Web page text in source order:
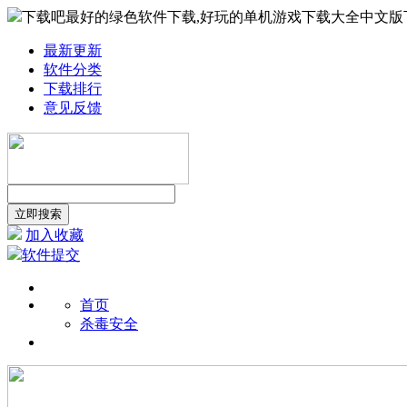
下载吧最好的绿色软件下载,好玩的单机游戏下载大全中文版
最新更新
软件分类
下载排行
意见反馈
加入收藏
软件提交
首页
杀毒安全